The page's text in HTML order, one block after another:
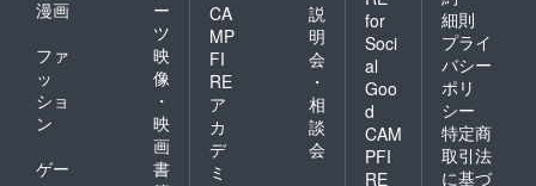
漫画
ー
ツ
ファ
ッ
ショ
ン
映
像
・
映
画
ゲー
書
CA
MP
FI
RE
ア
カ
デ
ミ
説
明
会
・
相
談
会
for
Soci
al
Goo
d
CAM
PFI
RE
細則
プライ
バシー
ポリ
シー
特定商
取引法
に基づ